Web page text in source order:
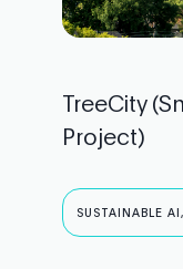
TreeCity
Project)
SUSTAINABLE